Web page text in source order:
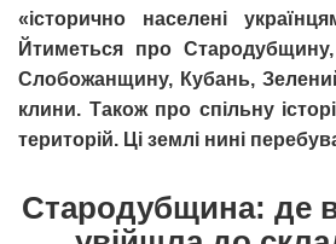
«історично населені
Йтиметься про Стародубщину,
Слобожанщину, Кубань,
клини. Також про спільну
територій. Ці землі нині
Стародубщина: де